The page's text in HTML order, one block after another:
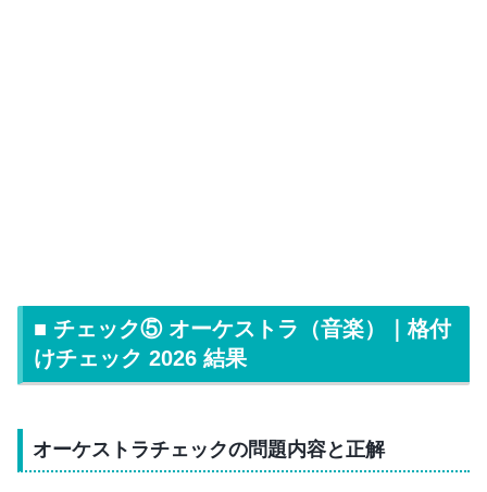
■ チェック⑤ オーケストラ（音楽）｜格付
けチェック 2026 結果
オーケストラチェックの問題内容と正解